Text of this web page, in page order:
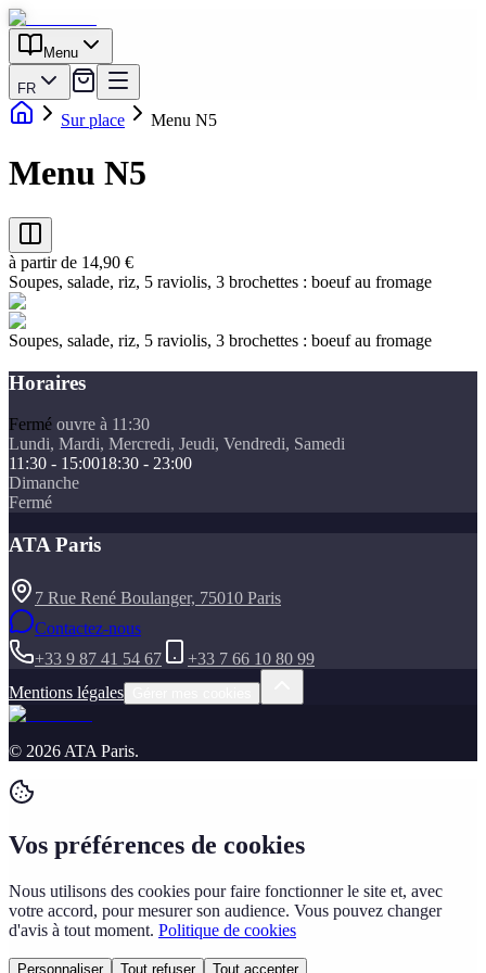
Menu
FR
Sur place Menu N5
Menu N5
à partir de 14,90 €
Soupes, salade, riz, 5 raviolis, 3 brochettes : boeuf au fromage
Soupes, salade, riz, 5 raviolis, 3 brochettes : boeuf au fromage
Horaires
Fermé ouvre à 11:30
Lundi, Mardi, Mercredi, Jeudi, Vendredi, Samedi
11:30 - 15:0018:30 - 23:00
Dimanche
Fermé
ATA Paris
7 Rue René Boulanger, 75010 Paris
Contactez-nous
+33 9 87 41 54 67
+33 7 66 10 80 99
Mentions légales
© 2026 ATA Paris.
Vos préférences de cookies
Nous utilisons des cookies pour faire fonctionner le site et, avec
votre accord, pour mesurer son audience. Vous pouvez changer
d'avis à tout moment. Politique de cookies
Personnaliser Tout refuser Tout accepter